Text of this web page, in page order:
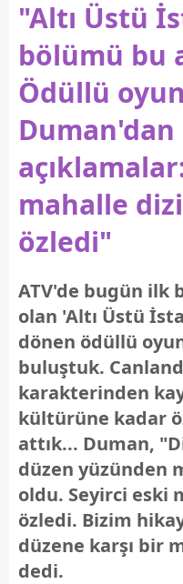
"Altı Üstü
bölümü bu
Ödüllü
Duman'dan
mahalle
özledi"
ATV'de bugün ilk
olan 'Altı Üstü
dönen ödüllü
buluştuk.
karakterinden
kültürüne kadar
attık... Duman,
düzen yüzünden
oldu. Seyirci eski
özledi. Bizim
düzene karşı bir
dedi.